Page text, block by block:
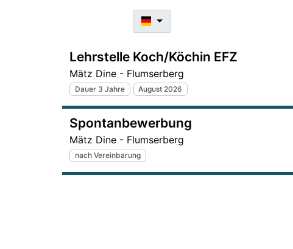
Lehrstelle Koch/Köchin EFZ
Mätz Dine - Flumserberg
Dauer 3 Jahre August 2026
Spontanbewerbung
Mätz Dine - Flumserberg
nach Vereinbarung